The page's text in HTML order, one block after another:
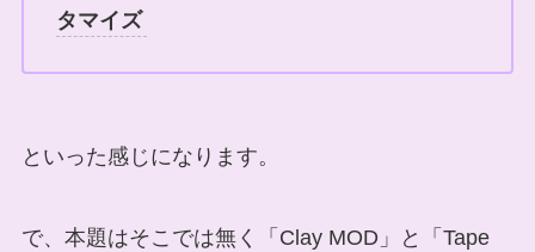
タマイズ
といった感じになります。
で、本題はそこでは無く「Clay MOD」と「Tape